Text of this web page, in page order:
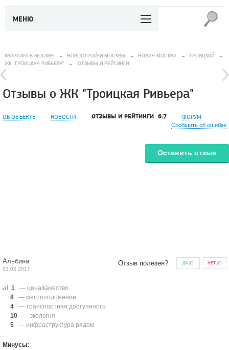
МЕНЮ
КВАРТИРА В МОСКВЕ → НОВОСТРОЙКИ МОСКВЫ → НОВАЯ МОСКВА → ТРОИЦКИЙ
→
ЖК "ТРОИЦКАЯ РИВЬЕРА"
→ ОТЗЫВЫ И РЕЙТИНГИ
Отзывы о ЖК "Троицкая Ривьера"
ОБ ОБЪЕКТЕ НОВОСТИ ОТЗЫВЫ И РЕЙТИНГИ 6.7 ФОРУМ
Сообщить об ошибке
Оставить отзыв
Альбина
01.02.2017
Отзыв полезен? ДА(0) НЕТ (0)
1
— цена/качество
8
— местоположение
4
— транспортная доступность
10
— экология
5
— инфраструктура рядом
Минусы: